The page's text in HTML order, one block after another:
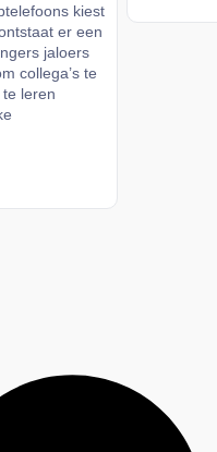
kiest
er een
jaloers
collega’s te
leren